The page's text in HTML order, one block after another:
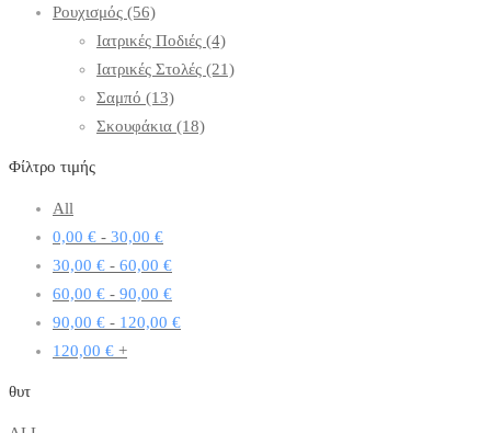
Ρουχισμός (56)
Ιατρικές Ποδιές (4)
Ιατρικές Στολές (21)
Σαμπό (13)
Σκουφάκια (18)
Φίλτρο τιμής
All
0,00 € - 30,00 €
30,00 € - 60,00 €
60,00 € - 90,00 €
90,00 € - 120,00 €
120,00 € +
θυτ